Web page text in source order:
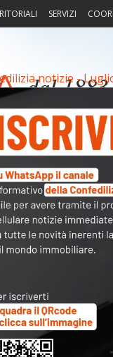
SERVIZI
Fisco
2011
notizie -